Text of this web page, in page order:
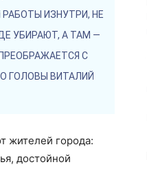
ИЗНУТРИ, НЕ
УБИРАЮТ, А ТАМ —
С
ГОЛОВЫ ВИТАЛИЙ
жителей города:
достойной